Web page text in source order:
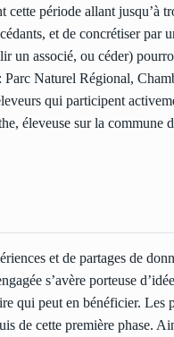
période allant jusqu’à
et de concrétiser par
un associé, ou céder)
Naturel Régional,
qui participent
éleveuse sur la commune
et de partages de
s’avère porteuse
qui peut en bénéficier. Les
de cette première phase.